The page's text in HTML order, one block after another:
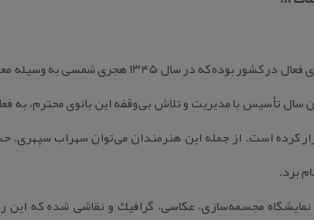
گالری هنر سیحون تهران، قدیمی‌ترین نگارخانه هنری
كرده است. از جمله این هنرمندان می‌توان سهراب سپهری،
برد.
این گالری تاكنون موفق به برگزاری بیشتر از ۱۲۰۰ نمایشگاه مجسمه‌سازی، عكاسی،